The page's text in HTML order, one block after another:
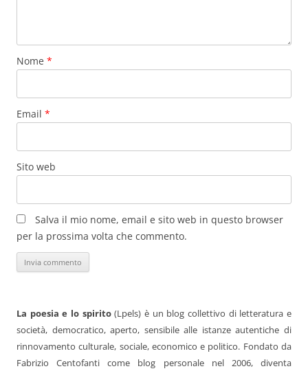
Nome *
Email *
Sito web
Salva il mio nome, email e sito web in questo browser
per la prossima volta che commento.
La poesia e lo spirito(Lpels) è un blog collettivo di letteratura e
società, democratico, aperto, sensibile alle istanze autentiche di
rinnovamento culturale, sociale, economico e politico. Fondato da
Fabrizio Centofanti come blog personale nel 2006, diventa